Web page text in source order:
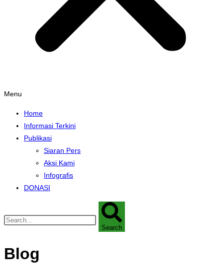
Menu
Home
Informasi Terkini
Publikasi
Siaran Pers
Aksi Kami
Infografis
DONASI
Search
Blog